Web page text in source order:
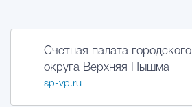
Счетная палата городского
округа Верхняя Пышма
sp-vp.ru